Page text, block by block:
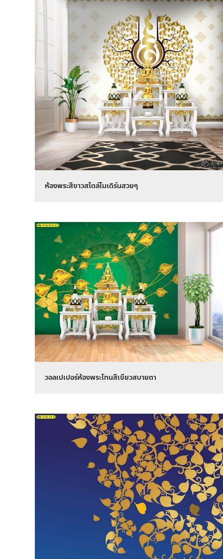
ห้องพระสีขาวสไตล์โมเดิร์นสวยๆ
วอลเปเปอร์ห้องพระโทนสีเขียวสบายตา